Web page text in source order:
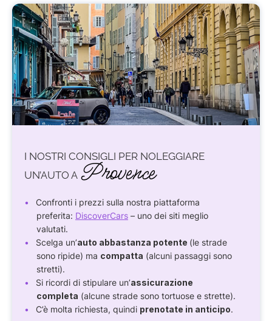
I NOSTRI CONSIGLI PER NOLEGGIARE
UN’AUTO A Provence
Confronti i prezzi sulla nostra piattaforma
preferita: DiscoverCars – uno dei siti meglio
valutati.
Scelga un’auto abbastanza potente (le strade
sono ripide) ma compatta (alcuni passaggi sono
stretti).
Si ricordi di stipulare un’assicurazione
completa (alcune strade sono tortuose e strette).
C’è molta richiesta, quindi prenotate in anticipo.